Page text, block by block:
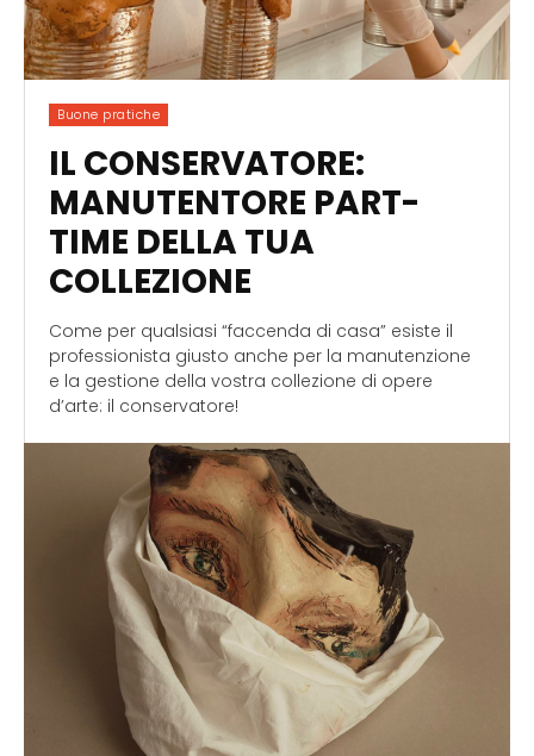
Buone pratiche
IL CONSERVATORE:
MANUTENTORE PART-
TIME DELLA TUA
COLLEZIONE
Come per qualsiasi “faccenda di casa” esiste il
professionista giusto anche per la manutenzione
e la gestione della vostra collezione di opere
d’arte: il conservatore!